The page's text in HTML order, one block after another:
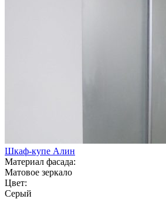
Шкаф-купе Алин
Материал фасада:
Матовое зеркало
Цвет:
Серый